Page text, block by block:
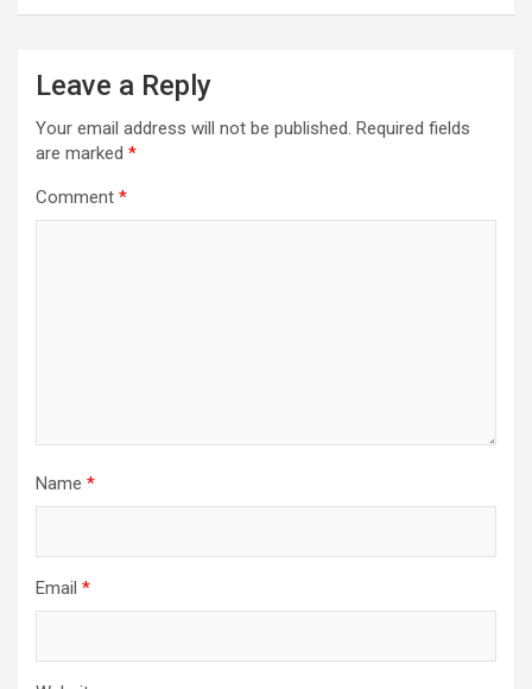
Leave a Reply
Your email address will not be published. Required fields
are marked *
Comment *
Name *
Email *